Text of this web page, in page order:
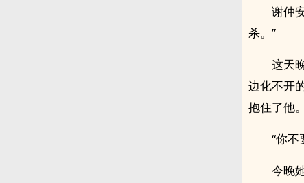
谢仲
杀。”
这天
边化不开
抱住了他。
“你不
今晚